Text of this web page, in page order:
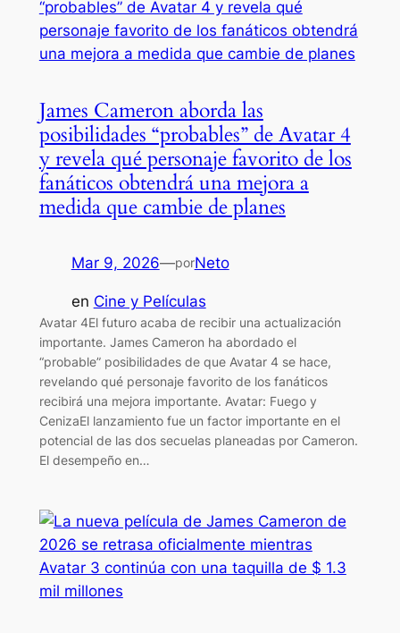
James Cameron aborda las
posibilidades “probables” de Avatar 4
y revela qué personaje favorito de los
fanáticos obtendrá una mejora a
medida que cambie de planes
Mar 9, 2026—porNeto
en Cine y Películas
Avatar 4El futuro acaba de recibir una actualización
importante. James Cameron ha abordado el
“probable” posibilidades de que Avatar 4 se hace,
revelando qué personaje favorito de los fanáticos
recibirá una mejora importante. Avatar: Fuego y
CenizaEl lanzamiento fue un factor importante en el
potencial de las dos secuelas planeadas por Cameron.
El desempeño en…